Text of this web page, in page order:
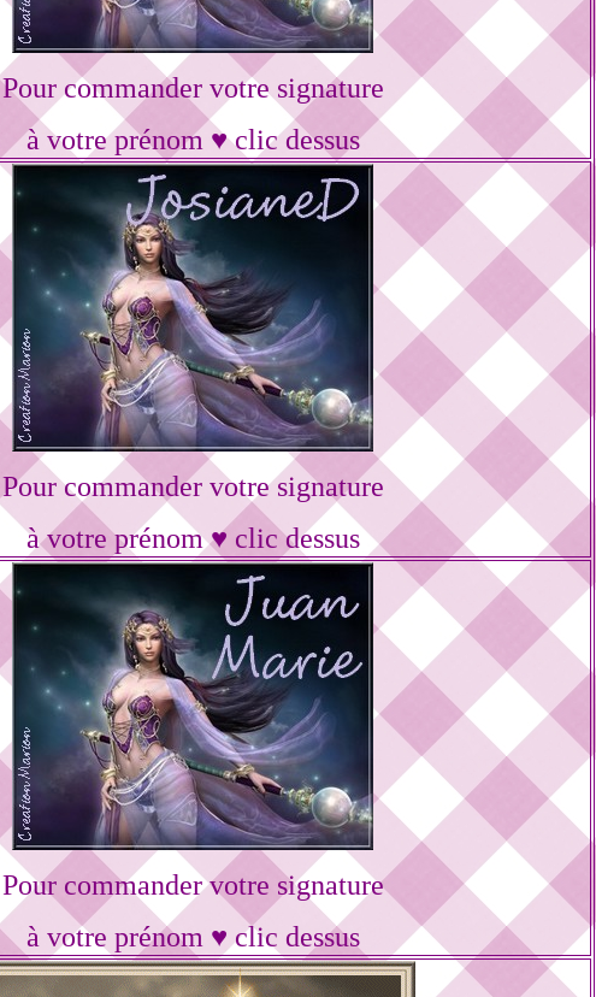
Pour commander votre signature
à votre prénom ♥ clic dessus
Pour commander votre signature
à votre prénom ♥ clic dessus
Pour commander votre signature
à votre prénom ♥ clic dessus